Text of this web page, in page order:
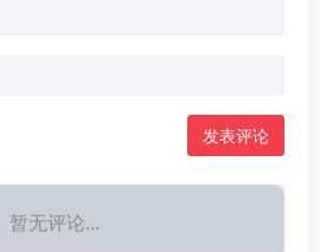
暂无评论...